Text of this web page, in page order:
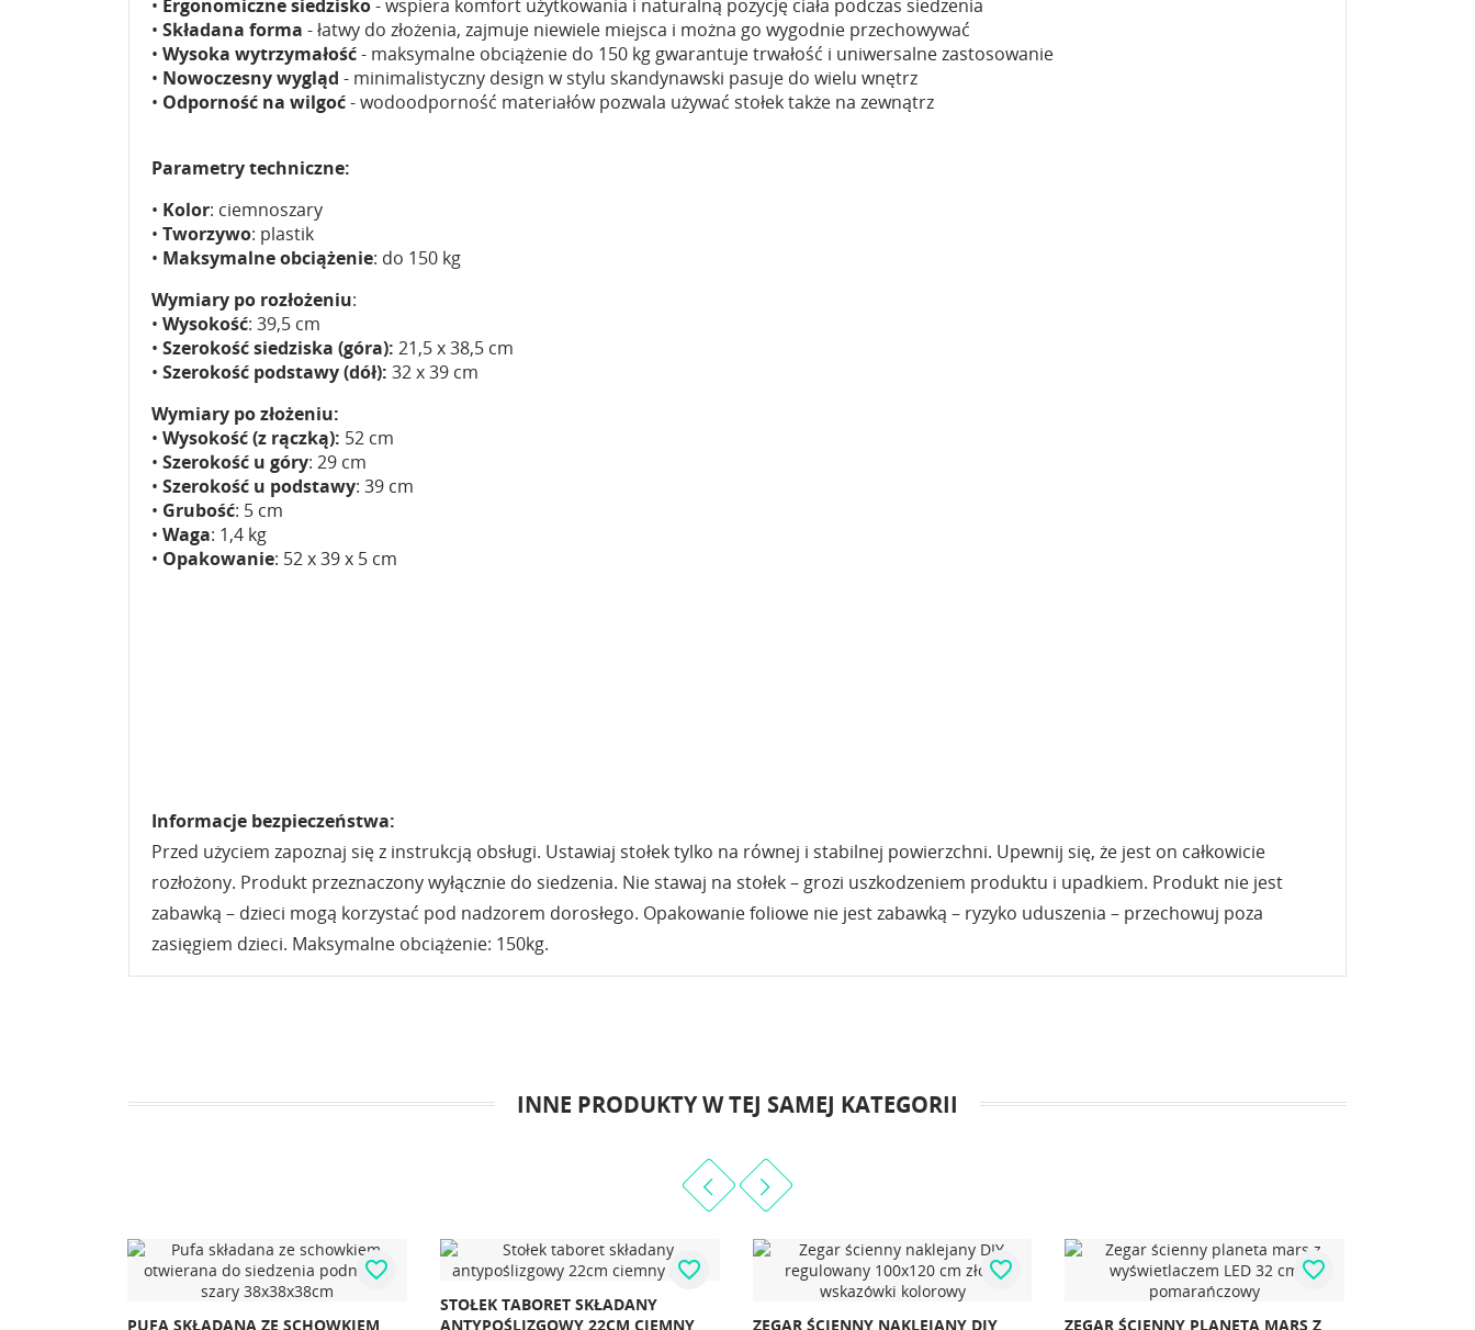
• Ergonomiczne siedzisko- wspiera komfort użytkowania i naturalną pozycję ciała podczas siedzenia
• Składana forma - łatwy do złożenia, zajmuje niewiele miejsca i można go wygodnie przechowywać
• Wysoka wytrzymałość- maksymalne obciążenie do 150 kg gwarantuje trwałość i uniwersalne zastosowanie
• Nowoczesny wygląd - minimalistyczny design w stylu skandynawski pasuje do wielu wnętrz
• Odporność na wilgoć- wodoodporność materiałów pozwala używać stołek także na zewnątrz
Parametry techniczne:
• Kolor: ciemnoszary
• Tworzywo: plastik
• Maksymalne obciążenie: do 150 kg
Wymiary po rozłożeniu:
• Wysokość: 39,5 cm
• Szerokość siedziska (góra): 21,5 x 38,5 cm
• Szerokość podstawy (dół): 32 x 39 cm
Wymiary po złożeniu:
• Wysokość (z rączką): 52 cm
• Szerokość u góry: 29 cm
• Szerokość u podstawy: 39 cm
• Grubość: 5 cm
• Waga: 1,4 kg
• Opakowanie: 52 x 39 x 5 cm
Informacje bezpieczeństwa:
Przed użyciem zapoznaj się z instrukcją obsługi. Ustawiaj stołek tylko na równej i stabilnej powierzchni. Upewnij się, że jest on całkowicie
rozłożony. Produkt przeznaczony wyłącznie do siedzenia. Nie stawaj na stołek – grozi uszkodzeniem produktu i upadkiem. Produkt nie jest
zabawką – dzieci mogą korzystać pod nadzorem dorosłego. Opakowanie foliowe nie jest zabawką – ryzyko uduszenia – przechowuj poza
zasięgiem dzieci. Maksymalne obciążenie: 150kg.
INNE PRODUKTY W TEJ SAMEJ KATEGORII
STOŁEK TABORET SKŁADANY
ANTYPOŚLIZGOWY 22CM CIEMNY
favorite_border
ZEGAR ŚCIENNY NAKLEJANY DIY
favorite_border
ZEGAR ŚCIENNY PLANETA MARS Z
favorite_border
ZEGAR ŚCIENNY NAKLEJANY DIY
REGULOWANY NOWOCZESNY
SREBRNY 12 GODZIN
favorite_border